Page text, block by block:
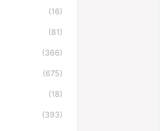
(16)
(81)
(366)
(675)
(18)
(393)